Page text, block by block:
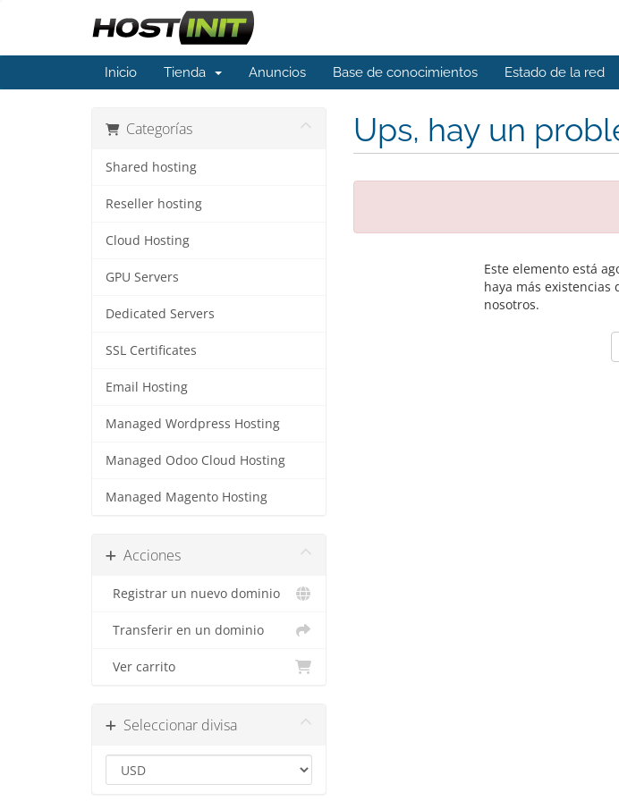
Inicio Tienda Anuncios Base de conocimientos Estado de la red
Categorías
Shared hosting
Reseller hosting
Cloud Hosting
GPU Servers
Dedicated Servers
SSL Certificates
Email Hosting
Managed Wordpress Hosting
Managed Odoo Cloud Hosting
Managed Magento Hosting
Acciones
Registrar un nuevo dominio
Transferir en un dominio
Ver carrito
Seleccionar divisa
Ups, hay un
Este elemento está
haya más existencias
nosotros.